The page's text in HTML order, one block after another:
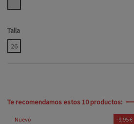
Talla
26
Te recomendamos estos 10 productos:
Nuevo -9,95 €